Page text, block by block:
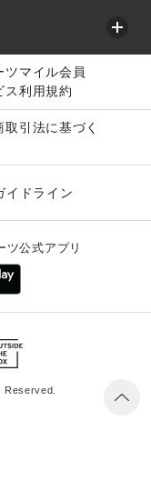
ツマイル会員
ス利用規約
取引法に基づく
イドライン
ツ公式アプリ